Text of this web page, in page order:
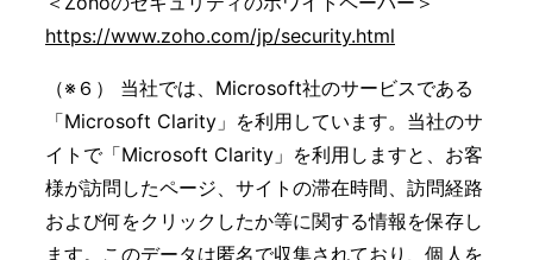
https://www.zoho.com/jp/security.html
（※６） 当社では、Microsoft社のサービスである
「Microsoft Clarity」を利用しています。当社のサ
イトで「Microsoft Clarity」を利用しますと、お客
様が訪問したページ、サイトの滞在時間、訪問経路
および何をクリックしたか等に関する情報を保存し
ます。このデータは匿名で収集されており、個人を